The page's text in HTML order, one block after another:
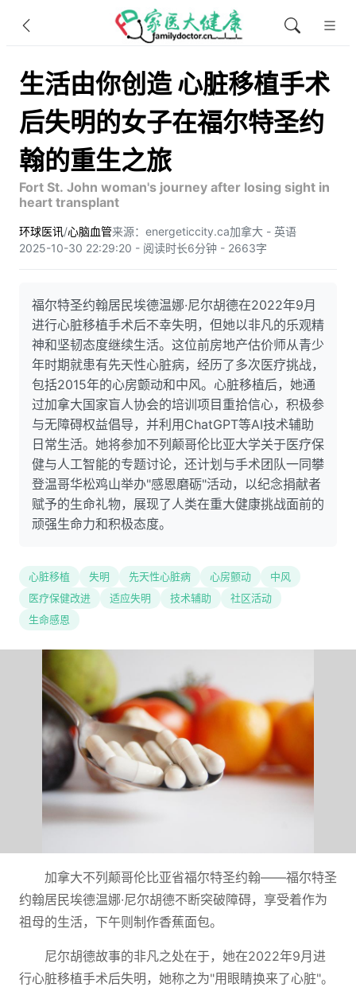
生活由你创造 心脏移植手术
后失明的女子在福尔特圣约
翰的重生之旅
Fort St. John woman's journey after losing sight in
heart transplant
环球医讯/心脑血管来源：energeticcity.ca加拿大 - 英语
2025-10-30 22:29:20 - 阅读时长6分钟 - 2663字
福尔特圣约翰居民埃德温娜·尼尔胡德在2022年9月
进行心脏移植手术后不幸失明，但她以非凡的乐观精
神和坚韧态度继续生活。这位前房地产估价师从青少
年时期就患有先天性心脏病，经历了多次医疗挑战，
包括2015年的心房颤动和中风。心脏移植后，她通
过加拿大国家盲人协会的培训项目重拾信心，积极参
与无障碍权益倡导，并利用ChatGPT等AI技术辅助
日常生活。她将参加不列颠哥伦比亚大学关于医疗保
健与人工智能的专题讨论，还计划与手术团队一同攀
登温哥华松鸡山举办"感恩磨砺"活动，以纪念捐献者
赋予的生命礼物，展现了人类在重大健康挑战面前的
顽强生命力和积极态度。
心脏移植 失明 先天性心脏病 心房颤动
中风
医疗保健改进
适应失明 技术辅助
社区活动
生命感恩
加拿大不列颠哥伦比亚省福尔特圣约翰——福尔特圣
约翰居民埃德温娜·尼尔胡德不断突破障碍，享受着作为
祖母的生活，下午则制作香蕉面包。
尼尔胡德故事的非凡之处在于，她在2022年9月进
行心脏移植手术后失明，她称之为"用眼睛换来了心脏"。